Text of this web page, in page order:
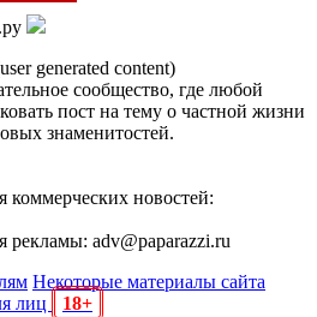
generated content)
сообщество, где любой
пост на тему о частной жизни
знаменитостей.
коммерческих новостей:
рекламы: adv@paparazzi.ru
Некоторые материалы сайта
лиц
18+